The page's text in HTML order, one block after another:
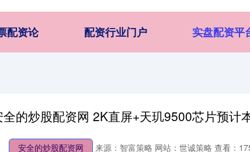
配资论 配资行业门户 实盘配资平
全的炒股配资网 2K直屏+天玑9500芯片预计
安全的炒股配资网 来源：智富策略 网站：世诚策略 查看：